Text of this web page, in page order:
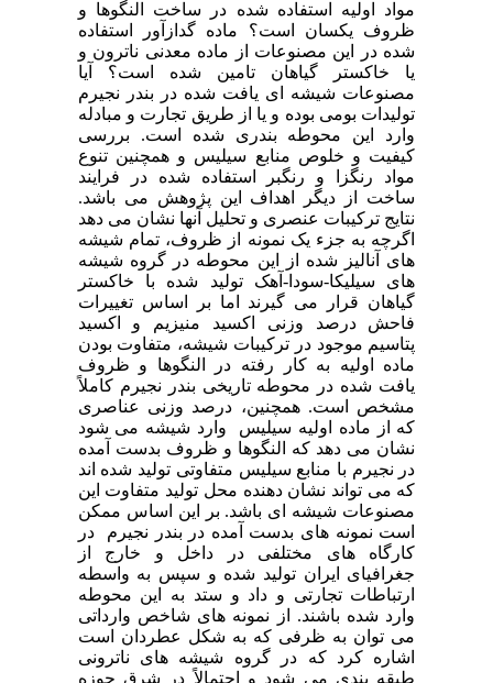
مواد اولیه استفاده شده در ساخت النگوها و
ظروف یکسان است؟ ماده گدازآور استفاده
شده در این مصنوعات از ماده معدنی ناترون و
یا خاکستر گیاهان تامین شده است؟ آیا
مصنوعات شیشه ای یافت شده در بندر نجیرم
تولیدات بومی بوده و یا از طریق تجارت و مبادله
وارد این محوطه بندری شده است. بررسی
کیفیت و خلوص منابع سیلیس و همچنین تنوع
مواد رنگزا و رنگبر استفاده شده در فرایند
ساخت از دیگر اهداف این پژوهش می باشد.
نتایج ترکیبات عنصری و تحلیل آنها نشان می دهد
اگرچه به جزء یک نمونه از ظروف، تمام شیشه
های آنالیز شده از این محوطه در گروه شیشه
های سیلیکا-سودا-آهک تولید شده با خاکستر
گیاهان قرار می گیرند اما بر اساس تغییرات
فاحش درصد وزنی اکسید منیزیم و اکسید
پتاسیم موجود در ترکیبات شیشه، متفاوت بودن
ماده اولیه به کار رفته در النگوها و ظروف
یافت شده در محوطه تاریخی بندر نجیرم کاملاً
مشخص است. همچنین، درصد وزنی عناصری
که از ماده اولیه سیلیس وارد شیشه می شود
نشان می دهد که النگوها و ظروف بدست آمده
در نجیرم با منابع سیلیس متفاوتی تولید شده اند
که می تواند نشان دهنده محل تولید متفاوت این
مصنوعات شیشه ای باشد. بر این اساس ممکن
است نمونه های بدست آمده در بندر نجیرم در
کارگاه های مختلفی در داخل و خارج از
جغرافیای ایران تولید شده و سپس به واسطه
ارتباطات تجارتی و داد و ستد به این محوطه
وارد شده باشند. از نمونه های شاخص وارداتی
می توان به ظرفی که به شکل عطردان است
اشاره کرد که در گروه شیشه های ناترونی
طبقه بندی می شود و احتمالاً در شرق حوزه